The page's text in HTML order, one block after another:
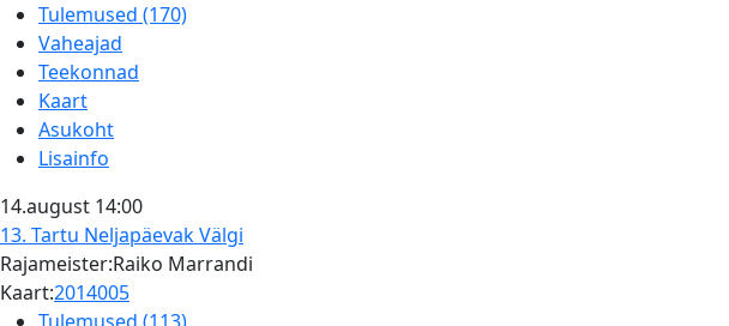
Tulemused (170)
Vaheajad
Teekonnad
Kaart
Asukoht
Lisainfo
14.august 14:00
13. Tartu NeljapäevakVälgi
Rajameister:Raiko Marrandi
Kaart:2014005